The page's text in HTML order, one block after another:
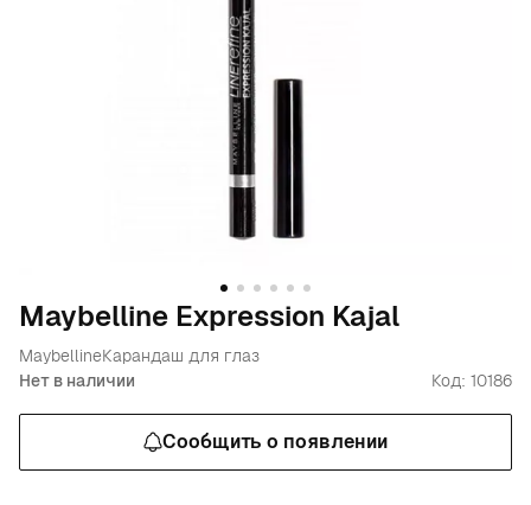
Maybelline Expression Kajal
MaybellineКарандаш для глаз
Нет в наличии
Код: 10186
Сообщить о появлении